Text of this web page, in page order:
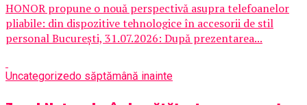
HONOR propune o nouă perspectivă asupra telefoanelor
pliabile: din dispozitive tehnologice în accesorii de stil
personal București, 31.07.2026: După prezentarea...
Uncategorizedo săptămână inainte